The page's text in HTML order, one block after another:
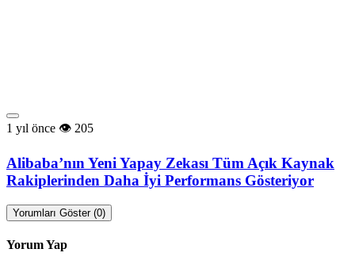
1 yıl önce 205
Alibaba’nın Yeni Yapay Zekası Tüm Açık Kaynak
Rakiplerinden Daha İyi Performans Gösteriyor
Yorumları Göster (0)
Yorum Yap